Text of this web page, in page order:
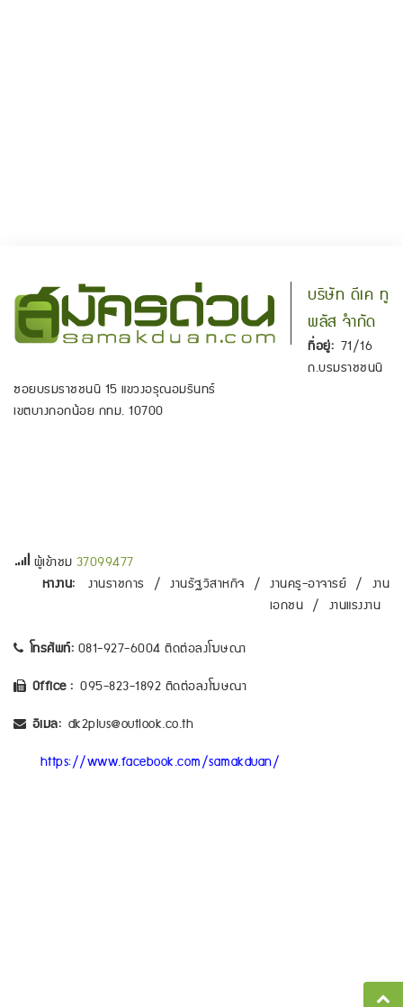
บริษัท ดีเค ทู
พลัส จำกัด
ที่อยู่: 71/16
ถ.บรมราชชนนี
ซอยบรมราชชนนี 15 แขวงอรุณอมรินทร์
เขตบางกอกน้อย กทม. 10700
ผู้เข้าชม 37099477
หางาน:
งานราชการ / งานรัฐวิสาหกิจ / งานครู-อาจารย์ / งาน
เอกชน / งานแรงงาน
โทรศัพท์: 081-927-6004 ติดต่อลงโฆษณา
Office : 095-823-1892 ติดต่อลงโฆษณา
อีเมล: dk2plus@outlook.co.th
https://www.facebook.com/samakduan/